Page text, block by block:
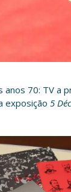
70: TV a
exposição 5